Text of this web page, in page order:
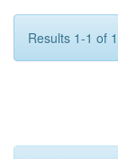
Results 1-1 of